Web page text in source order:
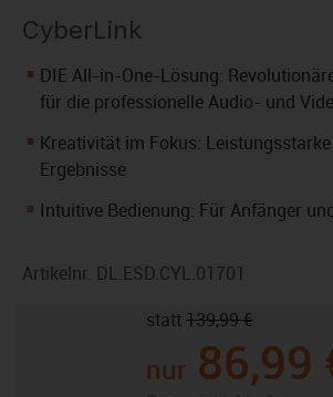
CyberLink
DIE All-in-One-Lösung:
für die professionelle Audio- und
Kreativität im Fokus:
Ergebnisse
Intuitive Bedienung: Für Anfänger
Artikelnr. DL.ESD.CYL.01701
nur 86,99
statt139,99 €